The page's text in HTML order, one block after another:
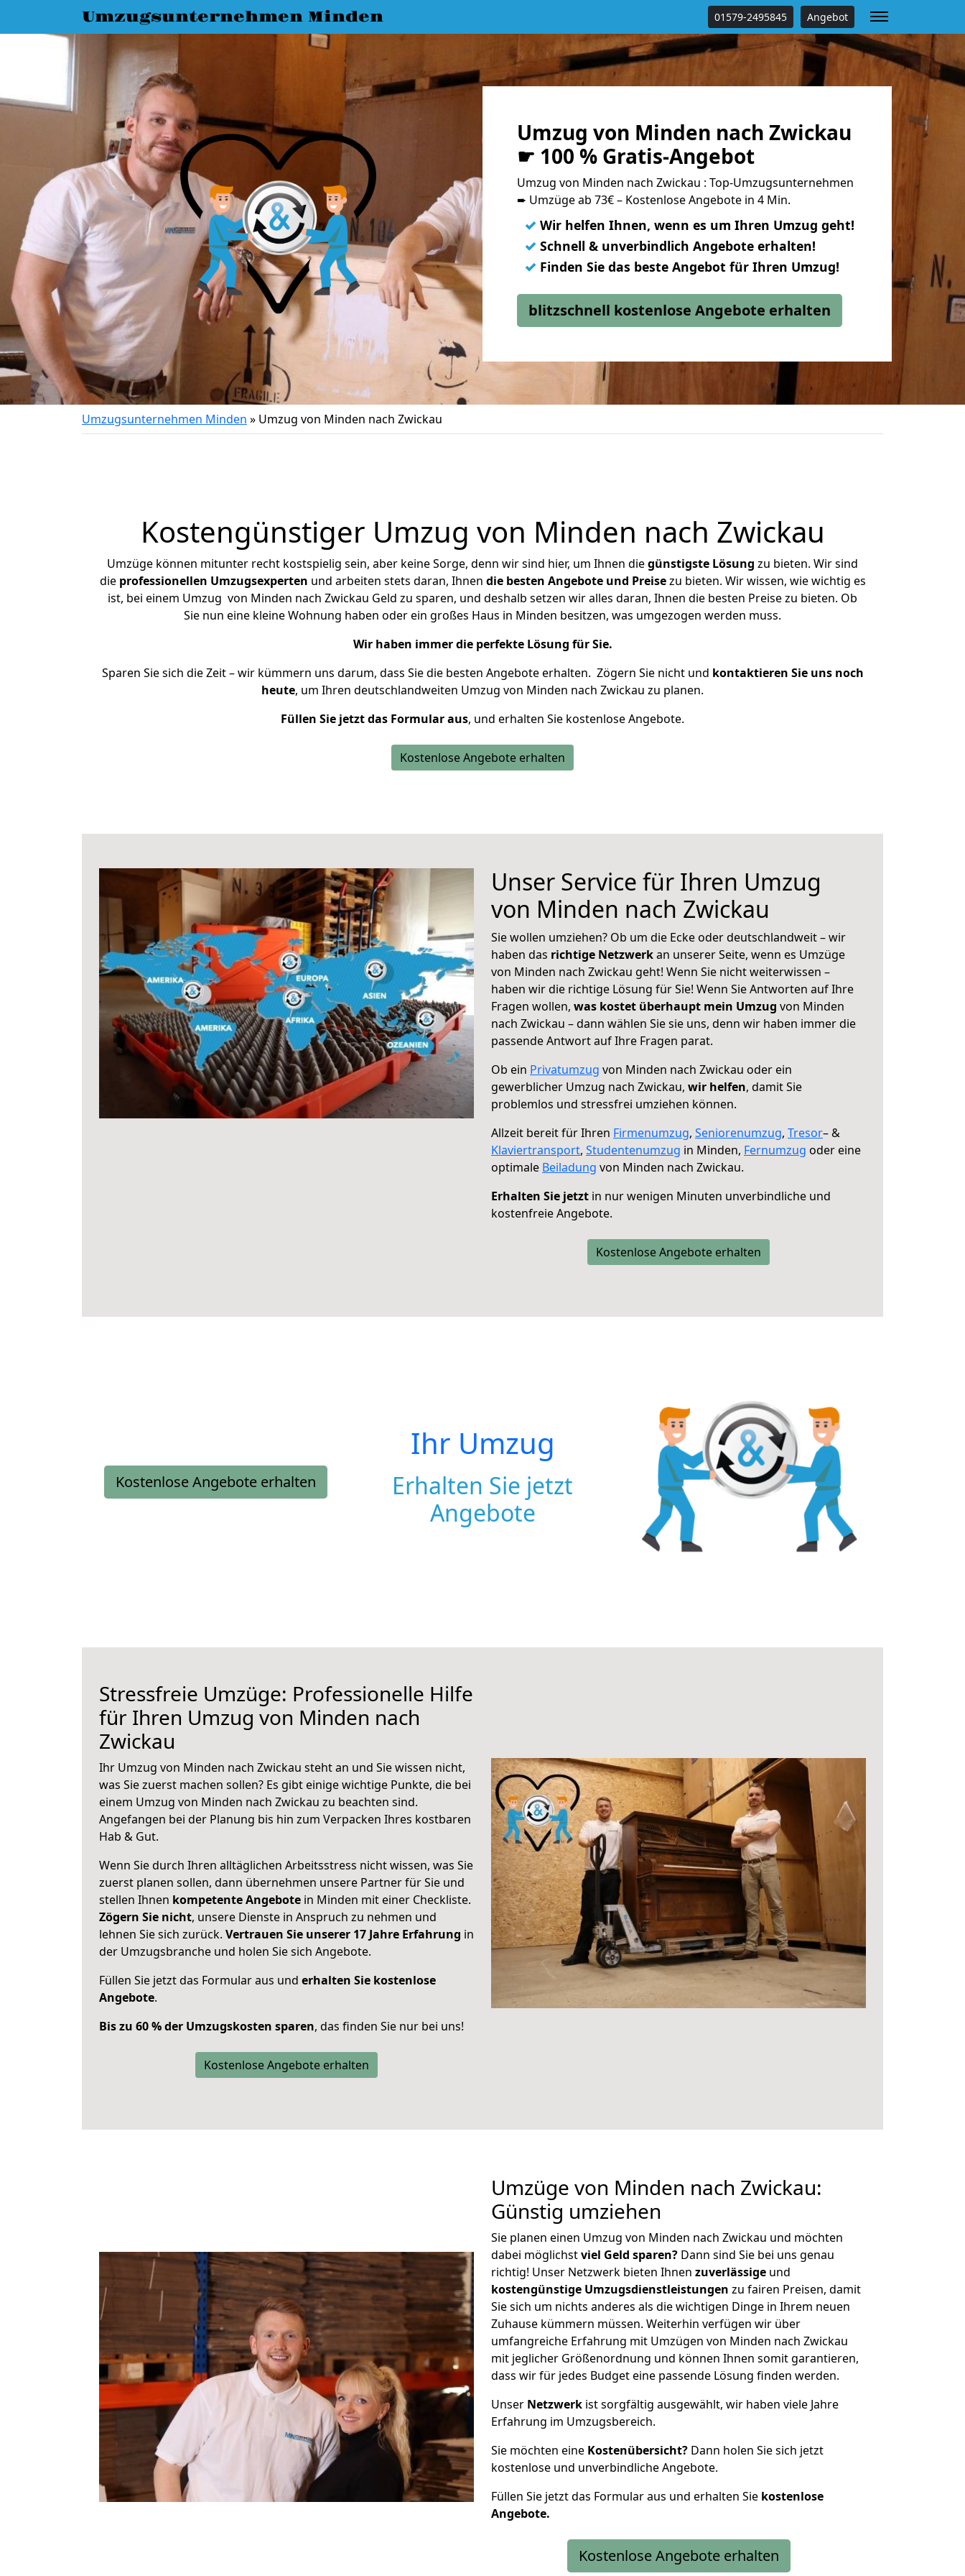
Umzugsunternehmen Minden 01579-2495845 Angebot
Umzug von Minden nach Zwickau
☛ 100 % Gratis-Angebot
Umzug von Minden nach Zwickau : Top-Umzugsunternehmen
➨ Umzüge ab 73€ – Kostenlose Angebote in 4 Min.
✓ Wir helfen Ihnen, wenn es um Ihren Umzug geht!
✓ Schnell & unverbindlich Angebote erhalten!
✓ Finden Sie das beste Angebot für Ihren Umzug!
blitzschnell kostenlose Angebote erhalten
Umzugsunternehmen Minden » Umzug von Minden nach Zwickau
Kostengünstiger Umzug von Minden nach Zwickau
Umzüge können mitunter recht kostspielig sein, aber keine Sorge, denn wir sind hier, um Ihnen diegünstigste Lösung zu bieten. Wir sind
die professionellen Umzugsexperten und arbeiten stets daran, Ihnen die besten Angebote und Preisezu bieten. Wir wissen, wie wichtig es
ist, bei einem Umzug von Minden nach Zwickau Geld zu sparen, und deshalb setzen wir alles daran, Ihnen die besten Preise zu bieten. Ob
Sie nun eine kleine Wohnung haben oder ein großes Haus in Minden besitzen, was umgezogen werden muss.
Wir haben immer die perfekte Lösung für Sie.
Sparen Sie sich die Zeit – wir kümmern uns darum, dass Sie die besten Angebote erhalten. Zögern Sie nicht und kontaktieren Sie uns noch
heute, um Ihren deutschlandweiten Umzug von Minden nach Zwickau zu planen.
Füllen Sie jetzt das Formular aus, und erhalten Sie kostenlose Angebote.
Kostenlose Angebote erhalten
Unser Service für Ihren Umzug
von Minden nach Zwickau
Sie wollen umziehen? Ob um die Ecke oder deutschlandweit – wir
haben das richtige Netzwerkan unserer Seite, wenn es Umzüge
von Minden nach Zwickau geht! Wenn Sie nicht weiterwissen –
haben wir die richtige Lösung für Sie! Wenn Sie Antworten auf Ihre
Fragen wollen, was kostet überhaupt mein Umzug von Minden
nach Zwickau – dann wählen Sie sie uns, denn wir haben immer die
passende Antwort auf Ihre Fragen parat.
Ob ein Privatumzug von Minden nach Zwickau oder ein
gewerblicher Umzug nach Zwickau, wir helfen, damit Sie
problemlos und stressfrei umziehen können.
Allzeit bereit für Ihren Firmenumzug, Seniorenumzug, Tresor– &
Klaviertransport, Studentenumzug in Minden, Fernumzug oder eine
optimale Beiladung von Minden nach Zwickau.
Erhalten Sie jetzt in nur wenigen Minuten unverbindliche und
kostenfreie Angebote.
Kostenlose Angebote erhalten
Kostenlose Angebote erhalten
Ihr Umzug
Erhalten Sie jetzt
Angebote
Stressfreie Umzüge: Professionelle Hilfe
für Ihren Umzug von Minden nach
Zwickau
Ihr Umzug von Minden nach Zwickau steht an und Sie wissen nicht,
was Sie zuerst machen sollen? Es gibt einige wichtige Punkte, die bei
einem Umzug von Minden nach Zwickau zu beachten sind.
Angefangen bei der Planung bis hin zum Verpacken Ihres kostbaren
Hab & Gut.
Wenn Sie durch Ihren alltäglichen Arbeitsstress nicht wissen, was Sie
zuerst planen sollen, dann übernehmen unsere Partner für Sie und
stellen Ihnen kompetente Angebote in Minden mit einer Checkliste.
Zögern Sie nicht, unsere Dienste in Anspruch zu nehmen und
lehnen Sie sich zurück. Vertrauen Sie unserer 17 Jahre Erfahrung in
der Umzugsbranche und holen Sie sich Angebote.
Füllen Sie jetzt das Formular aus und erhalten Sie kostenlose
Angebote.
Bis zu 60 % der Umzugskosten sparen, das finden Sie nur bei uns!
Kostenlose Angebote erhalten
Umzüge von Minden nach Zwickau:
Günstig umziehen
Sie planen einen Umzug von Minden nach Zwickau und möchten
dabei möglichstviel Geld sparen? Dann sind Sie bei uns genau
richtig! Unser Netzwerk bieten Ihnen zuverlässige und
kostengünstige Umzugsdienstleistungen zu fairen Preisen, damit
Sie sich um nichts anderes als die wichtigen Dinge in Ihrem neuen
Zuhause kümmern müssen. Weiterhin verfügen wir über
umfangreiche Erfahrung mit Umzügen von Minden nach Zwickau
mit jeglicher Größenordnung und können Ihnen somit garantieren,
dass wir für jedes Budget eine passende Lösung finden werden.
Unser Netzwerk ist sorgfältig ausgewählt, wir haben viele Jahre
Erfahrung im Umzugsbereich.
Sie möchten eine Kostenübersicht? Dann holen Sie sich jetzt
kostenlose und unverbindliche Angebote.
Füllen Sie jetzt das Formular aus und erhalten Sie kostenlose
Angebote.
Kostenlose Angebote erhalten